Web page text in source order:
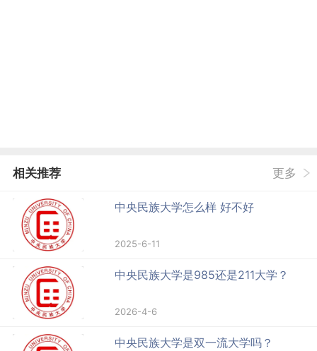
相关推荐 更多
中央民族大学怎么样 好不好
2025-6-11
中央民族大学是985还是211大学？
2026-4-6
中央民族大学是双一流大学吗？